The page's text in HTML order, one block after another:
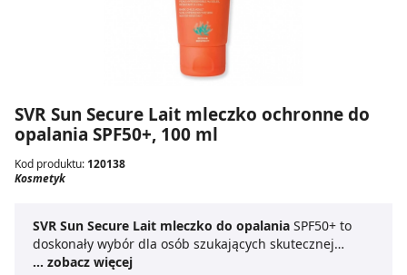
SVR Sun Secure Lait mleczko ochronne do
opalania SPF50+, 100 ml
Kod produktu: 120138
Kosmetyk
SVR Sun Secure Lait mleczko do opalania SPF50+ to
doskonały wybór dla osób szukających skutecznej
ochrony przed szkodliwym promieniowaniem UV.
... zobacz więcej